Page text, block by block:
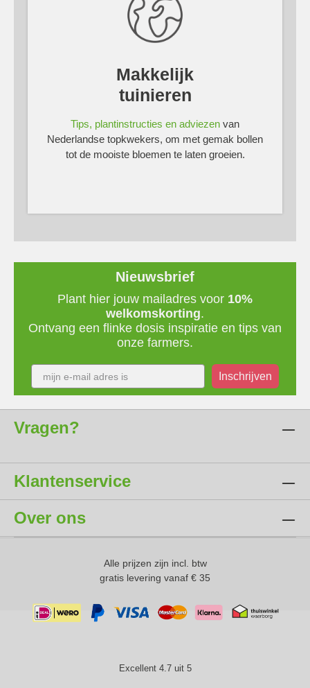
Makkelijk
tuinieren
Tips, plantinstructies en adviezen van
Nederlandse topkwekers, om met gemak bollen
tot de mooiste bloemen te laten groeien.
Nieuwsbrief
Plant hier jouw mailadres voor 10%
welkomskorting.
Ontvang een flinke dosis inspiratie en tips van
onze farmers.
Inschrijven
Vragen?
Klantenservice
Over ons
Alle prijzen zijn incl. btw
gratis levering vanaf € 35
Excellent 4.7 uit 5